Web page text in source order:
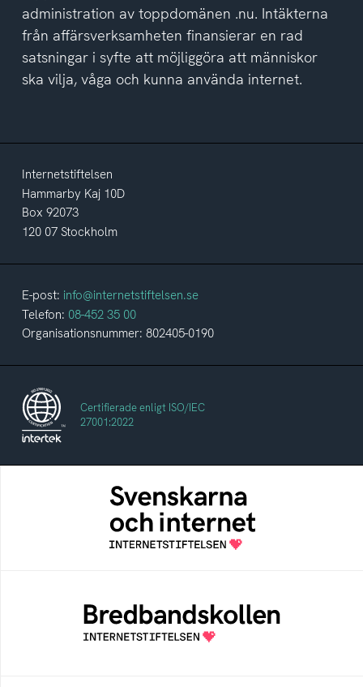
administration av toppdomänen .nu. Intäkterna
från affärsverksamheten finansierar en rad
satsningar i syfte att möjliggöra att människor
ska vilja, våga och kunna använda internet.
Internetstiftelsen
Hammarby Kaj 10D
Box 92073
120 07 Stockholm
E-post: info@internetstiftelsen.se
Telefon: 08-452 35 00
Organisationsnummer: 802405-0190
Certifierade enligt ISO/IEC
27001:2022
Svenskarna och internet
En årlig studie av svenska folkets
internetvanor
Bredbandskollen är ett oberoende
konsumentverktyg som drivs av
Internetstiftelsen